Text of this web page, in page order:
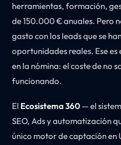
herramientas, formación,
de 150.000 € anuales. Pero
gasto con los leads que se
oportunidades reales. Ese es
en la nómina: el coste de no
funcionando.
El Ecosistema 360— el
SEO, Ads y automatización
único motor de captación en